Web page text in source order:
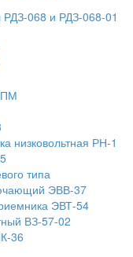
068 и РДЗ-068-01
низковольтная РН-1
типа
ЭВВ-37
ЭВТ-54
ВЗ-57-02
36